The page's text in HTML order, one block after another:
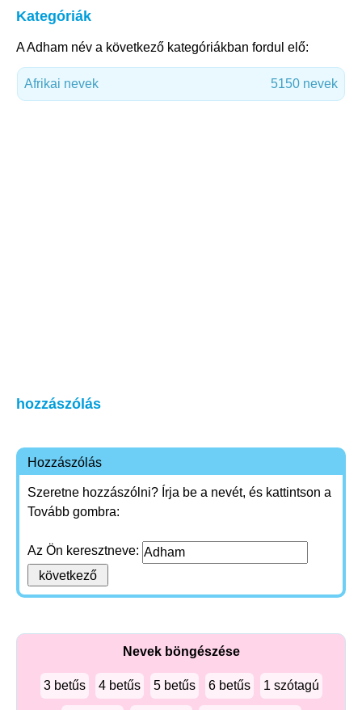
Kategóriák
A Adham név a következő kategóriákban fordul elő:
Afrikai nevek 5150 nevek
hozzászólás
Hozzászólás
Szeretne hozzászólni? Írja be a nevét, és kattintson a
Tovább gombra:
Az Ön keresztneve:
Nevek böngészése
3 betűs 4 betűs 5 betűs 6 betűs 1 szótagú